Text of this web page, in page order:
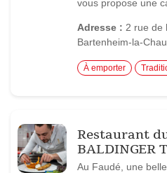
vous propose une
Adresse : 2 rue de
Bartenheim-la-
À emporter
Restaurant
BALDINGER
Au Faudé, une